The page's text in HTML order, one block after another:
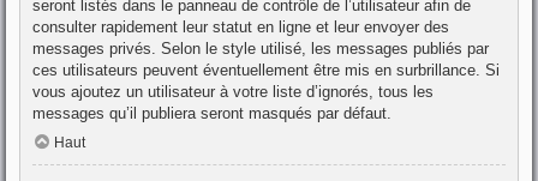
seront listés dans le panneau de contrôle de l’utilisateur afin de
consulter rapidement leur statut en ligne et leur envoyer des
messages privés. Selon le style utilisé, les messages publiés par
ces utilisateurs peuvent éventuellement être mis en surbrillance. Si
vous ajoutez un utilisateur à votre liste d’ignorés, tous les
messages qu’il publiera seront masqués par défaut.
Haut